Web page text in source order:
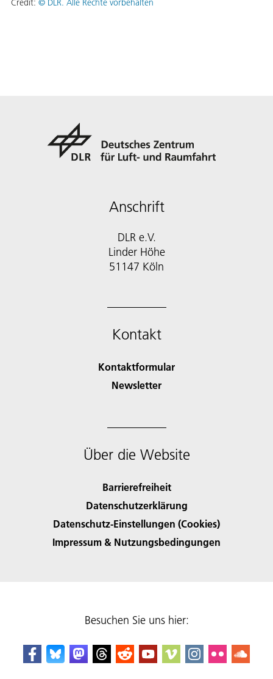
Credit: © DLR. Alle Rechte vorbehalten
Anschrift
DLR e.V.
Linder Höhe
51147 Köln
Kontakt
Kontaktformular
Newsletter
Über die Website
Barrierefreiheit
Datenschutzerklärung
Datenschutz-Einstellungen (Cookies)
Impressum & Nutzungsbedingungen
Besuchen Sie uns hier: